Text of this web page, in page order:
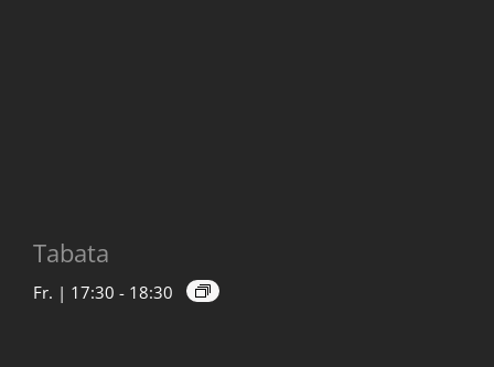
Tabata
Fr. | 17:30 - 18:30